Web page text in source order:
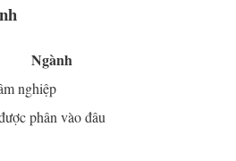
Ngành
nghiệp
phân vào đâu